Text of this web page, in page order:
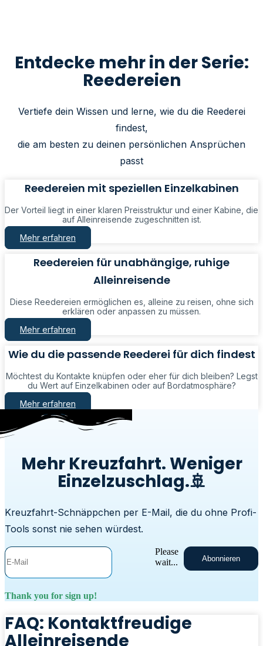
Entdecke mehr in der Serie:
Reedereien
Vertiefe dein Wissen und lerne, wie du die Reederei
findest,
die am besten zu deinen persönlichen Ansprüchen
passt
Reedereien mit speziellen Einzelkabinen
Der Vorteil liegt in einer klaren Preisstruktur und einer Kabine, die
auf Alleinreisende zugeschnitten ist.
Mehr erfahren
Reedereien für unabhängige, ruhige
Alleinreisende
Diese Reedereien ermöglichen es, alleine zu reisen, ohne sich
erklären oder anpassen zu müssen.
Mehr erfahren
Wie du die passende Reederei für dich findest
Möchtest du Kontakte knüpfen oder eher für dich bleiben? Legst
du Wert auf Einzelkabinen oder auf Bordatmosphäre?
Mehr erfahren
Mehr Kreuzfahrt. Weniger
Einzelzuschlag.🚢
Kreuzfahrt-Schnäppchen per E-Mail, die du ohne Profi-
Tools sonst nie sehen würdest.
Please
wait...
Abonnieren
Thank you for sign up!
FAQ: Kontaktfreudige
Alleinreisende